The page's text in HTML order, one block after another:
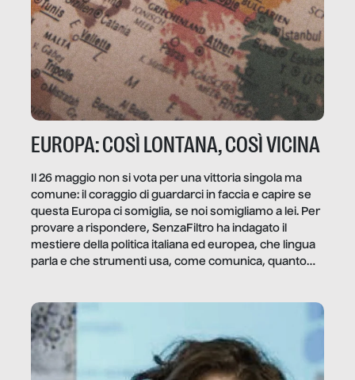
EUROPA: COSÌ LONTANA, COSÌ VICINA
Il 26 maggio non si vota per una vittoria singola ma
comune: il coraggio di guardarci in faccia e capire se
questa Europa ci somiglia, se noi somigliamo a lei. Per
provare a rispondere, SenzaFiltro ha indagato il
mestiere della politica italiana ed europea, che lingua
parla e che strumenti usa, come comunica, quanto